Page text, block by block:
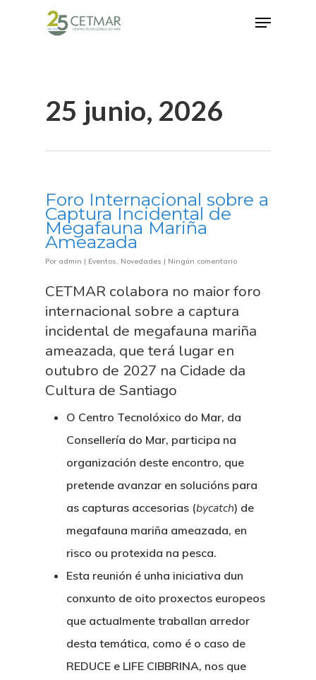
25 junio, 2026
Foro Internacional sobre a
Captura Incidental de
Megafauna Mariña
Ameazada
Por admin | Eventos, Novedades | Ningún comentario
CETMAR colabora no maior foro
internacional sobre a captura
incidental de megafauna mariña
ameazada, que terá lugar en
outubro de 2027 na Cidade da
Cultura de Santiago
O Centro Tecnolóxico do Mar, da
Consellería do Mar, participa na
organización deste encontro, que
pretende avanzar en solucións para
as capturas accesorias (bycatch) de
megafauna mariña ameazada, en
risco ou protexida na pesca.
Esta reunión é unha iniciativa dun
conxunto de oito proxectos europeos
que actualmente traballan arredor
desta temática, como é o caso de
REDUCE e LIFE CIBBRINA, nos que